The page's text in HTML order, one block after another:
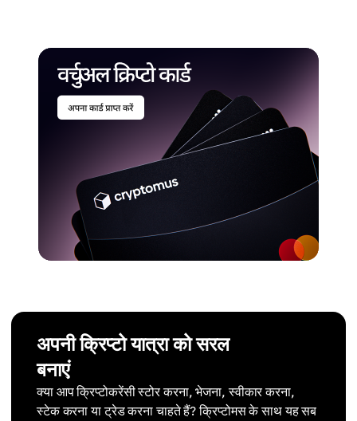
अपनी क्रिप्टो यात्रा को सरल
बनाएं
क्या आप क्रिप्टोकरेंसी स्टोर करना, भेजना, स्वीकार करना,
स्टेक करना या ट्रेड करना चाहते हैं? क्रिप्टोमस के साथ यह सब